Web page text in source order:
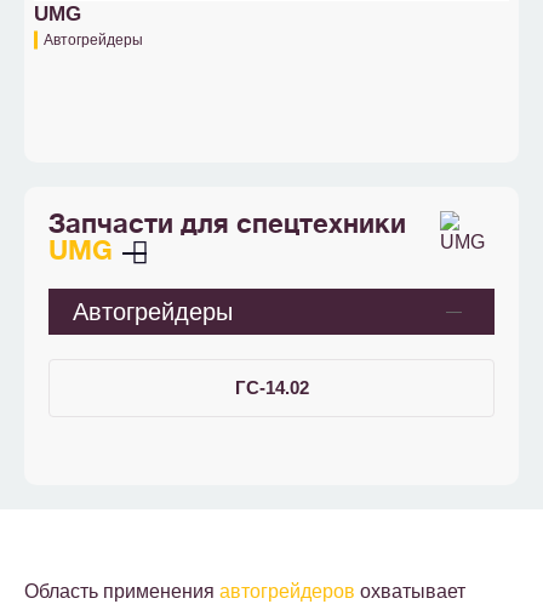
UMG
Автогрейдеры
Запчасти для спецтехники
UMG
Автогрейдеры
ГС-14.02
Область применения автогрейдеров охватывает